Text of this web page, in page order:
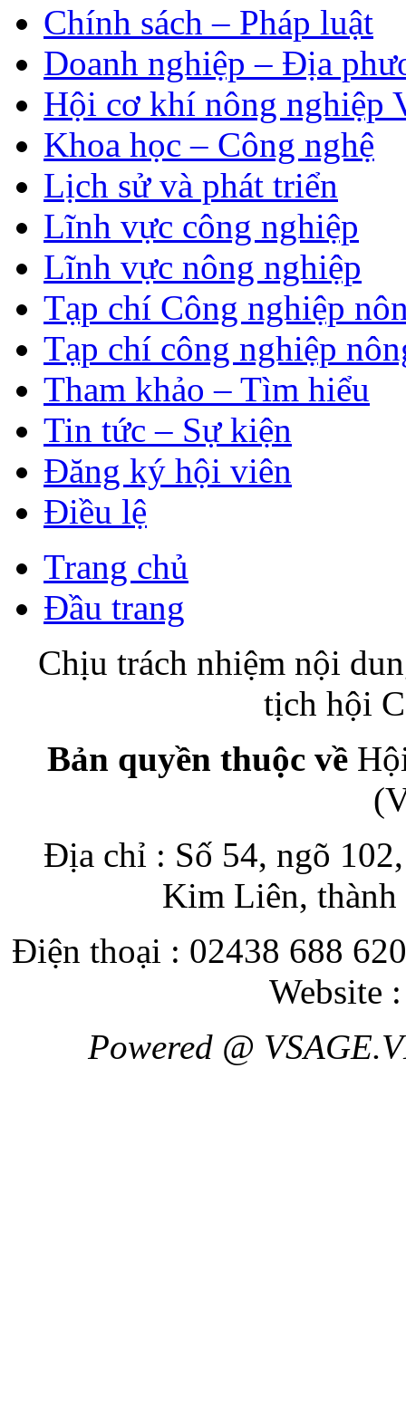
Chính sách – Pháp luật
Doanh nghiệp – Địa
Hội cơ khí nông nghiệp
Khoa học – Công nghệ
Lịch sử và phát triển
Lĩnh vực công nghiệp
Lĩnh vực nông nghiệp
Tạp chí Công nghiệp
Tạp chí công nghiệp
Tham khảo – Tìm hiểu
Tin tức – Sự kiện
Đăng ký hội viên
Điều lệ
Trang chủ
Đầu trang
Chịu trách nhiệm nội
tịch hội
Bản quyền thuộc về
Địa chỉ : Số 54, ngõ
Kim Liên,
Điện thoại : 02438 688
Website
Powered @